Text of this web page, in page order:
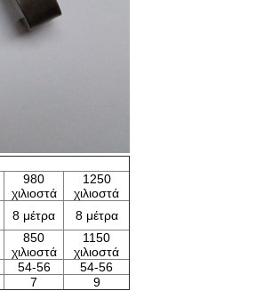
980
χιλιοστά
1250
χιλιοστά
8 μέτρα
8 μέτρα
850
χιλιοστά
1150
χιλιοστά
54-56
54-56
7 9